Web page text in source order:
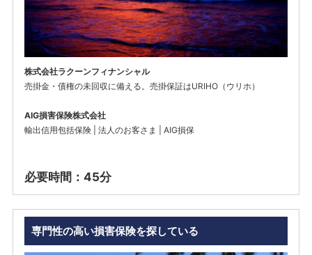
株式会社ラクーンフィナンシャル
売掛金・債権の未回収に備える。売掛保証はURIHO（ウリホ）
AIG損害保険株式会社
輸出信用包括保険 | 法人のお客さま | AIG損保
必要時間：45分
専門性の高い損害保険を探している